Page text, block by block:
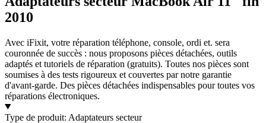
2010
Avec iFixit, votre réparation téléphone, console, ordi et. sera
couronnée de succès : nous proposons pièces détachées, outils
adaptés et tutoriels de réparation (gratuits). Toutes nos pièces sont
soumises à des tests rigoureux et couvertes par notre garantie
d'avant-garde. Des pièces détachées indispensables pour toutes vos
réparations électroniques.
Produits
Type de produit: Adaptateurs secteur